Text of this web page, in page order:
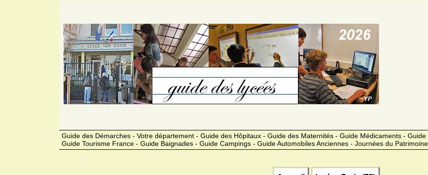
Guide des Démarches - Votre département - Guide des Hôpitaux - Guide des Maternités - Guide Médicaments - Guide
Guide Tourisme France - Guide Baignades - Guide Campings - Guide Automobiles Anciennes - Journées du